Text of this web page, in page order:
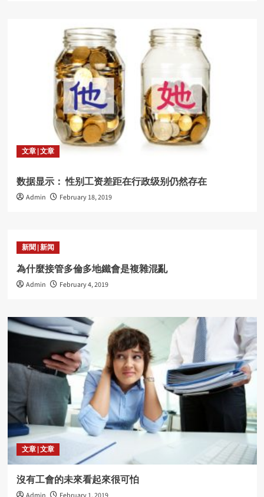
文章 | 文章
数据显示： 性别工资差距在行政级别仍然存在
Admin February 18, 2019
新聞 | 新闻
為什麼接管多倫多地鐵會是複雜混亂
Admin February 4, 2019
文章 | 文章
沒有工會的未來看起來很可怕